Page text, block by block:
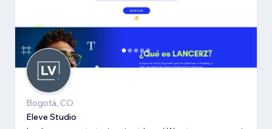
Bogotá, CO
Eleve Studio